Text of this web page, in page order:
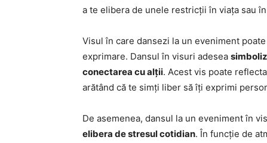
a te elibera de unele restricții în viața sau
Visul în care dansezi la un eveniment
exprimare. Dansul în visuri adesea
conectarea cu alții. Acest vis poate
arătând că te simți liber să îți exprimi
De asemenea, dansul la un eveniment în
elibera de stresul cotidian. În funcție de